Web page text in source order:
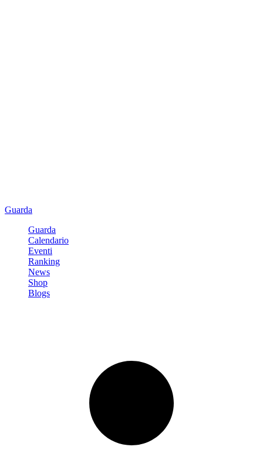
Guarda
Guarda
Calendario
Eventi
Ranking
News
Shop
Blogs